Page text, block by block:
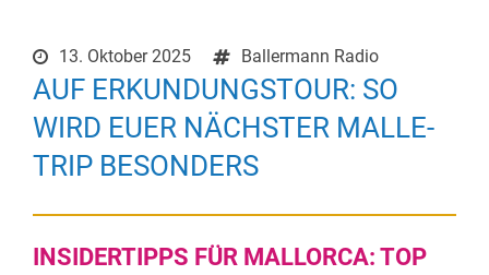
13. Oktober 2025 Ballermann Radio
AUF ERKUNDUNGSTOUR: SO
WIRD EUER NÄCHSTER MALLE-
TRIP BESONDERS
INSIDERTIPPS FÜR MALLORCA: TOP